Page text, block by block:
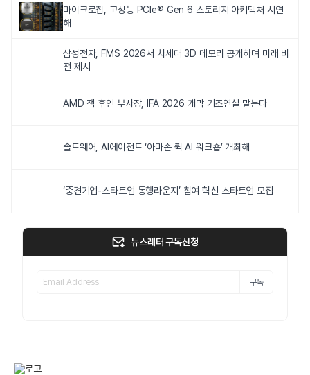
마이크로칩, 고성능 PCIe® Gen 6 스토리지 아키텍처 시연
해
삼성전자, FMS 2026서 차세대 3D 메모리 공개하며 미래 비
전 제시
AMD 잭 후인 부사장, IFA 2026 개막 기조연설 맡는다
솔트웨어, AI에이전트 ‘아마존 퀵 AI 워크숍’ 개최해
‘중견기업-스타트업 동행라운지’ 참여 혁신 스타트업 모집
뉴스레터 구독신청
구독